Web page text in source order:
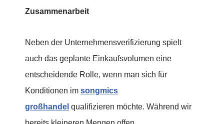
Zusammenarbeit
Neben der Unternehmensverifizierung spielt
auch das geplante Einkaufsvolumen eine
entscheidende Rolle, wenn man sich für
Konditionen im songmics
großhandel qualifizieren möchte. Während wir